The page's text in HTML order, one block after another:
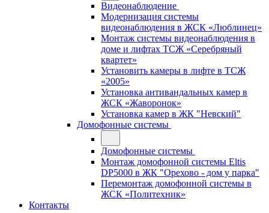
Видеонаблюдение
Модернизация системы
видеонаблюдения в ЖСК «Люблинец»
Монтаж системы видеонаблюдения в
доме и лифтах ТСЖ «Серебряный
квартет»
Установить камеры в лифте в ТСЖ
«2005»
Установка антивандальных камер в
ЖСК «Жаворонок»
Установка камер в ЖК "Невский"
Домофонные системы
Домофонные системы
Монтаж домофонной системы Eltis
DP5000 в ЖК "Орехово - дом у парка"
Перемонтаж домофонной системы в
ЖСК «Политехник»
Контакты